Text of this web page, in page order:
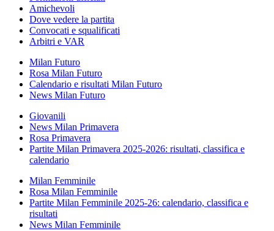
Amichevoli
Dove vedere la partita
Convocati e squalificati
Arbitri e VAR
Milan Futuro
Rosa Milan Futuro
Calendario e risultati Milan Futuro
News Milan Futuro
Giovanili
News Milan Primavera
Rosa Primavera
Partite Milan Primavera 2025-2026: risultati, classifica e
calendario
Milan Femminile
Rosa Milan Femminile
Partite Milan Femminile 2025-26: calendario, classifica e
risultati
News Milan Femminile